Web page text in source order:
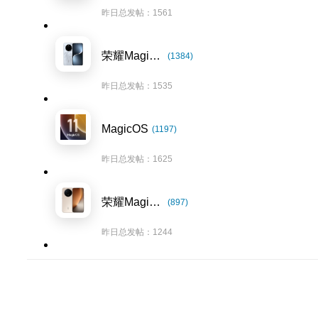
昨日总发帖：1561
荣耀Magic7系列 (1384)
昨日总发帖：1535
MagicOS (1197)
昨日总发帖：1625
荣耀Magic8系列 (897)
昨日总发帖：1244